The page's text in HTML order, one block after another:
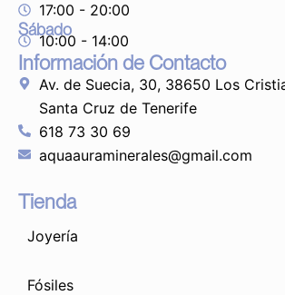
17:00 - 20:00
Sábado
10:00 - 14:00
Información de Contacto
Av. de Suecia, 30, 38650 Los
Santa Cruz de Tenerife
618 73 30 69
aquaauraminerales@gmail.com
Tienda
Joyería
Fósiles